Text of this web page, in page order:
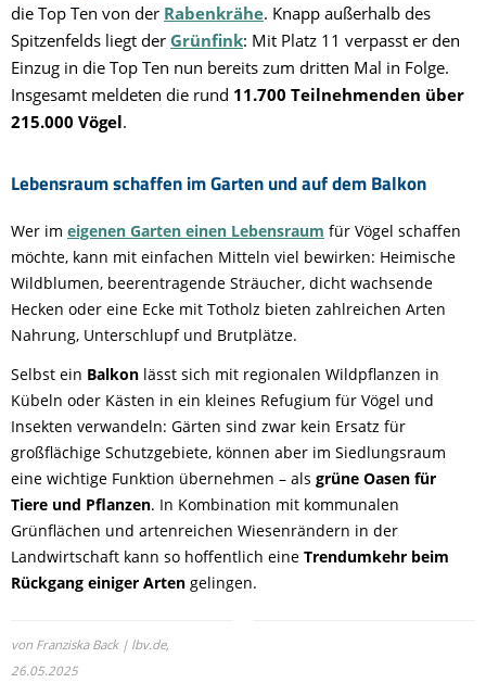
die Top Ten von der Rabenkrähe. Knapp außerhalb des
Spitzenfelds liegt der Grünfink: Mit Platz 11 verpasst er den
Einzug in die Top Ten nun bereits zum dritten Mal in Folge.
Insgesamt meldeten die rund 11.700 Teilnehmenden über
215.000 Vögel.
Lebensraum schaffen im Garten und auf dem Balkon
Wer im eigenen Garten einen Lebensraum für Vögel schaffen
möchte, kann mit einfachen Mitteln viel bewirken: Heimische
Wildblumen, beerentragende Sträucher, dicht wachsende
Hecken oder eine Ecke mit Totholz bieten zahlreichen Arten
Nahrung, Unterschlupf und Brutplätze.
Selbst ein Balkon lässt sich mit regionalen Wildpflanzen in
Kübeln oder Kästen in ein kleines Refugium für Vögel und
Insekten verwandeln: Gärten sind zwar kein Ersatz für
großflächige Schutzgebiete, können aber im Siedlungsraum
eine wichtige Funktion übernehmen – als grüne Oasen für
Tiere und Pflanzen. In Kombination mit kommunalen
Grünflächen und artenreichen Wiesenrändern in der
Landwirtschaft kann so hoffentlich eine Trendumkehr beim
Rückgang einiger Arten gelingen.
von Franziska Back | lbv.de,
26.05.2025